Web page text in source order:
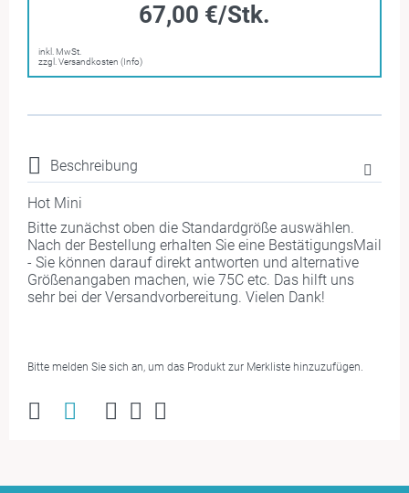
67,00 €/Stk.
inkl. MwSt.
zzgl. Versandkosten (Info)
Beschreibung
Hot Mini
Bitte zunächst oben die Standardgröße auswählen.
Nach der Bestellung erhalten Sie eine BestätigungsMail
- Sie können darauf direkt antworten und alternative
Größenangaben machen, wie 75C etc. Das hilft uns
sehr bei der Versandvorbereitung. Vielen Dank!
Bitte melden Sie sich an, um das Produkt zur Merkliste hinzuzufügen.